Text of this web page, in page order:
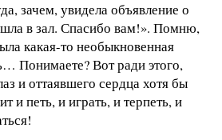
зачем, увидела объявление о
в зал. Спасибо вам!». Помню,
какая-то необыкновенная
Понимаете? Вот ради этого,
и оттаявшего сердца хотя бы
и петь, и играть, и терпеть, и